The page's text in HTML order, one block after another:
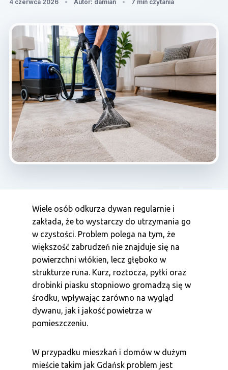
4 czerwca 2026 Autor: damian 7 min czytania
Wiele osób odkurza dywan regularnie i
zakłada, że to wystarczy do utrzymania go
w czystości. Problem polega na tym, że
większość zabrudzeń nie znajduje się na
powierzchni włókien, lecz głęboko w
strukturze runa. Kurz, roztocza, pyłki oraz
drobinki piasku stopniowo gromadzą się w
środku, wpływając zarówno na wygląd
dywanu, jak i jakość powietrza w
pomieszczeniu.
W przypadku mieszkań i domów w dużym
mieście takim jak Gdańsk problem jest